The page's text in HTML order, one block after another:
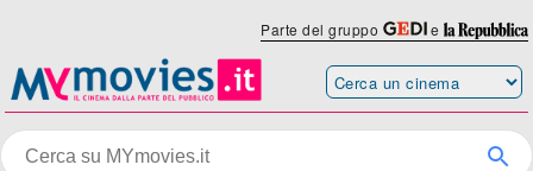
Parte del gruppo e